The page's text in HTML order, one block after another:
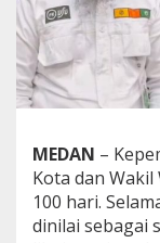
MEDAN –
Kota dan
100 hari.
dinilai sebagai